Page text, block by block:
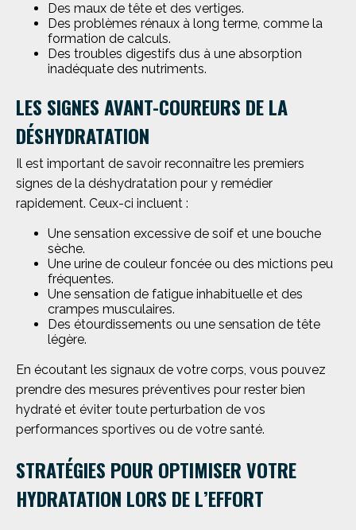
Des maux de tête et des vertiges.
Des problèmes rénaux à long terme, comme la
formation de calculs.
Des troubles digestifs dus à une absorption
inadéquate des nutriments.
LES SIGNES AVANT-COUREURS DE LA
DÉSHYDRATATION
Il est important de savoir reconnaître les premiers
signes de la déshydratation pour y remédier
rapidement. Ceux-ci incluent :
Une sensation excessive de soif et une bouche
sèche.
Une urine de couleur foncée ou des mictions peu
fréquentes.
Une sensation de fatigue inhabituelle et des
crampes musculaires.
Des étourdissements ou une sensation de tête
légère.
En écoutant les signaux de votre corps, vous pouvez
prendre des mesures préventives pour rester bien
hydraté et éviter toute perturbation de vos
performances sportives ou de votre santé.
STRATÉGIES POUR OPTIMISER VOTRE
HYDRATATION LORS DE L’EFFORT